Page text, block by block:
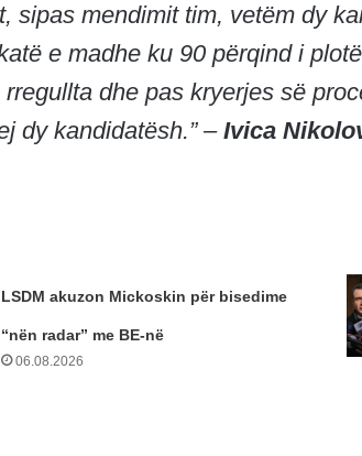
sipas mendimit tim, vetëm dy
e madhe ku 90 përqind i
dhe pas kryerjes së
dy kandidatësh.” – Ivica
LSDM akuzon Mickoskin për bisedime
“nën radar” me BE-në
06.08.2026